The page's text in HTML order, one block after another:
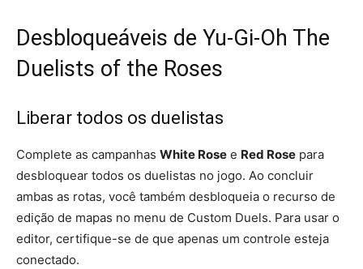
Desbloqueáveis de Yu-Gi-Oh The
Duelists of the Roses
Liberar todos os duelistas
Complete as campanhas White Rose e Red Rose para
desbloquear todos os duelistas no jogo. Ao concluir
ambas as rotas, você também desbloqueia o recurso de
edição de mapas no menu de Custom Duels. Para usar o
editor, certifique-se de que apenas um controle esteja
conectado.